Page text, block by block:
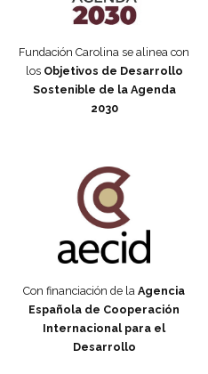
Fundación Carolina se alinea con
los Objetivos de Desarrollo
Sostenible de la Agenda
2030
Con financiación de la Agencia
Española de Cooperación
Internacional para el
Desarrollo